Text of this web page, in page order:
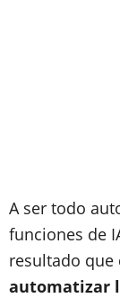
A ser todo
funciones de
resultado que
automatizar